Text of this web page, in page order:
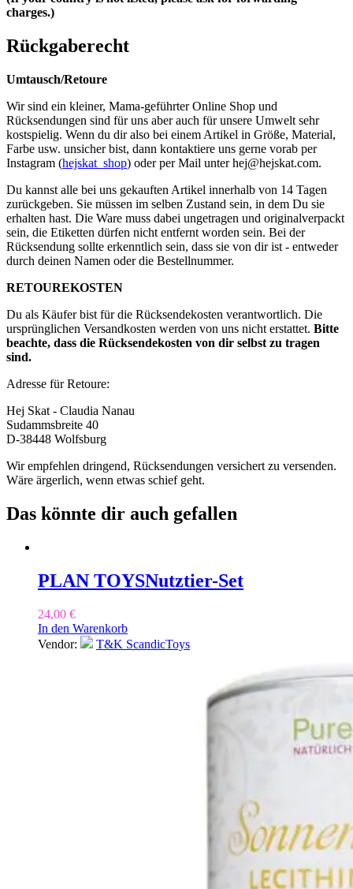
charges.)
Rückgaberecht
Umtausch/Retoure
Wir sind ein kleiner, Mama-geführter Online Shop und
Rücksendungen sind für uns aber auch für unsere Umwelt sehr
kostspielig. Wenn du dir also bei einem Artikel in Größe, Material,
Farbe usw. unsicher bist, dann kontaktiere uns gerne vorab per
Instagram (hejskat_shop) oder per Mail unterhej@hejskat.com.
Du kannst alle bei uns gekauften Artikel innerhalb von 14 Tagen
zurückgeben. Sie müssen im selben Zustand sein, in dem Du sie
erhalten hast. Die Ware muss dabei ungetragen und originalverpackt
sein, die Etiketten dürfen nicht entfernt worden sein. Bei der
Rücksendung sollte erkenntlich sein, dass sie von dir ist - entweder
durch deinen Namen oder die Bestellnummer.
RETOUREKOSTEN
Du als Käufer bist für die Rücksendekosten verantwortlich. Die
ursprünglichen Versandkosten werden von uns nicht erstattet. Bitte
beachte, dass die Rücksendekosten von dir selbst zu tragen
sind.
Adresse für Retoure:
Hej Skat - Claudia Nanau
Sudammsbreite 40
D-38448 Wolfsburg
Wir empfehlen dringend, Rücksendungen versichert zu versenden.
Wäre ärgerlich, wenn etwas schief geht.
Das könnte dir auch gefallen
PLAN TOYSNutztier-Set
24,00 €
In den Warenkorb
Vendor:
T&K ScandicToys